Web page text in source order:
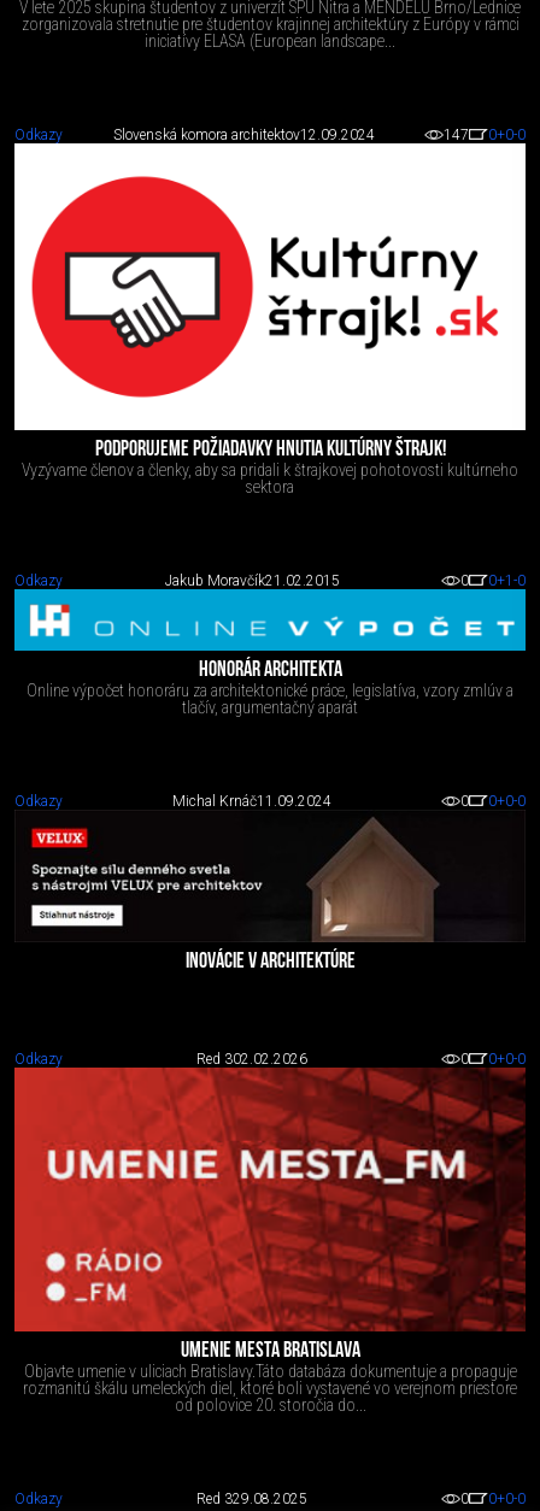
V lete 2025 skupina študentov z univerzít SPU Nitra a MENDELU Brno/Lednice
zorganizovala stretnutie pre študentov krajinnej architektúry z Európy v rámci
iniciatívy ELASA (European landscape...
Odkazy Slovenská komora architektov12.09.2024 147 0+0-0
PODPORUJEME POŽIADAVKY HNUTIA KULTÚRNY ŠTRAJK!
Vyzývame členov a členky, aby sa pridali k štrajkovej pohotovosti kultúrneho
sektora
Odkazy Jakub Moravčík21.02.2015 0 0+1 -0
HONORÁR ARCHITEKTA
Online výpočet honoráru za architektonické práce, legislatíva, vzory zmlúv a
tlačív, argumentačný aparát
Odkazy Michal Krnáč11.09.2024 0 0+0-0
INOVÁCIE V ARCHITEKTÚRE
Odkazy Red 302.02.2026 0 0+0-0
UMENIE MESTA BRATISLAVA
Objavte umenie v uliciach Bratislavy.Táto databáza dokumentuje a propaguje
rozmanitú škálu umeleckých diel, ktoré boli vystavené vo verejnom priestore
od polovice 20. storočia do...
Odkazy Red 329.08.2025 0 0+0-0